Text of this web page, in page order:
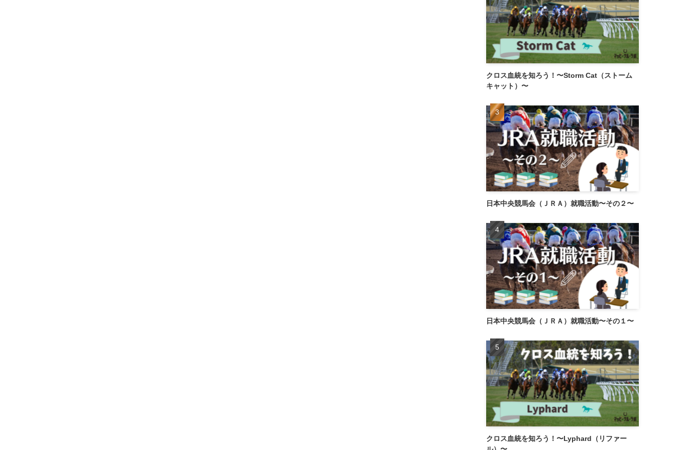
クロス血統を知ろう！〜Storm Cat（ストーム
キャット）〜
日本中央競馬会（ＪＲＡ）就職活動〜その２〜
日本中央競馬会（ＪＲＡ）就職活動〜その１〜
クロス血統を知ろう！〜Lyphard（リファー